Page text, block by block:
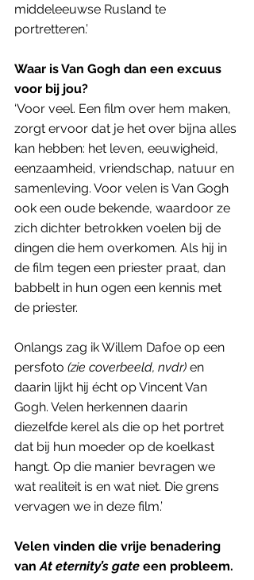
middeleeuwse Rusland te
portretteren.’
Waar is Van Gogh dan een excuus
voor bij jou?
‘Voor veel. Een film over hem maken,
zorgt ervoor dat je het over bijna alles
kan hebben: het leven, eeuwigheid,
eenzaamheid, vriendschap, natuur en
samenleving. Voor velen is Van Gogh
ook een oude bekende, waardoor ze
zich dichter betrokken voelen bij de
dingen die hem overkomen. Als hij in
de film tegen een priester praat, dan
babbelt in hun ogen een kennis met
de priester.
Onlangs zag ik Willem Dafoe op een
persfoto (zie coverbeeld, nvdr) en
daarin lijkt hij écht op Vincent Van
Gogh. Velen herkennen daarin
diezelfde kerel als die op het portret
dat bij hun moeder op de koelkast
hangt. Op die manier bevragen we
wat realiteit is en wat niet. Die grens
vervagen we in deze film.’
Velen vinden die vrije benadering
van At eternity’s gate een probleem.